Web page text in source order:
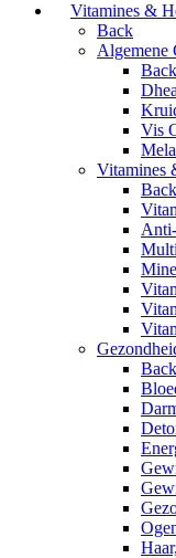
Vitamines &
Back
Algemene
Back
Dhea
Vis
Vitamines
Back
Back